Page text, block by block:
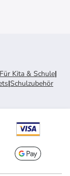
Für Kita & Schule|
|Schulzubehör